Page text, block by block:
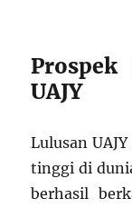
Prospek
UAJY
Lulusan
tinggi di
berhasil